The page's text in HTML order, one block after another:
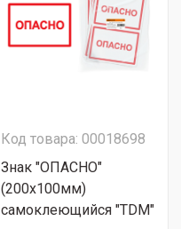
Код товара: 00018698
Знак "ОПАСНО"
(200х100мм)
самоклеющийся "TDM"